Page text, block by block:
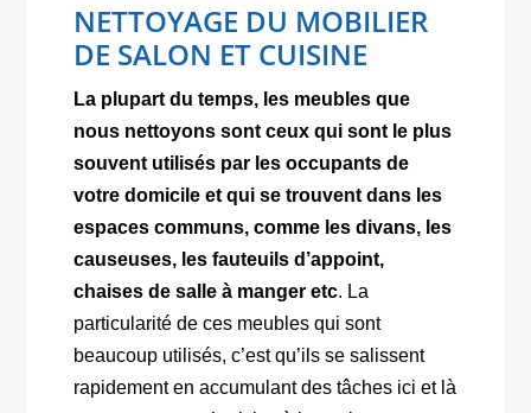
NETTOYAGE DU MOBILIER
DE SALON ET CUISINE
La plupart du temps, les meubles que
nous nettoyons sont ceux qui sont le plus
souvent utilisés par les occupants de
votre domicile et qui se trouvent dans les
espaces communs, comme les divans, les
causeuses, les fauteuils d’appoint,
chaises de salle à manger etc. La
particularité de ces meubles qui sont
beaucoup utilisés, c’est qu’ils se salissent
rapidement en accumulant des tâches ici et là